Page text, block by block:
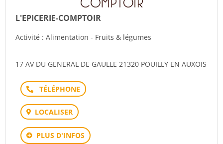
L'EPICERIE-COMPTOIR
Activité : Alimentation - Fruits & légumes
17 AV DU GENERAL DE GAULLE 21320 POUILLY EN AUXOIS
Téléphone
LOCALISER
PLUS D'INFOS